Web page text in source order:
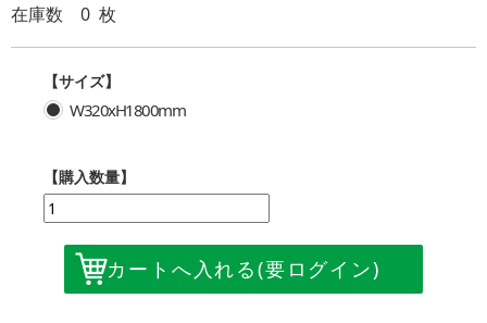
在庫数 0 枚
【サイズ】
W320xH1800mm
【購入数量】
カートへ入れる(要ログイン)